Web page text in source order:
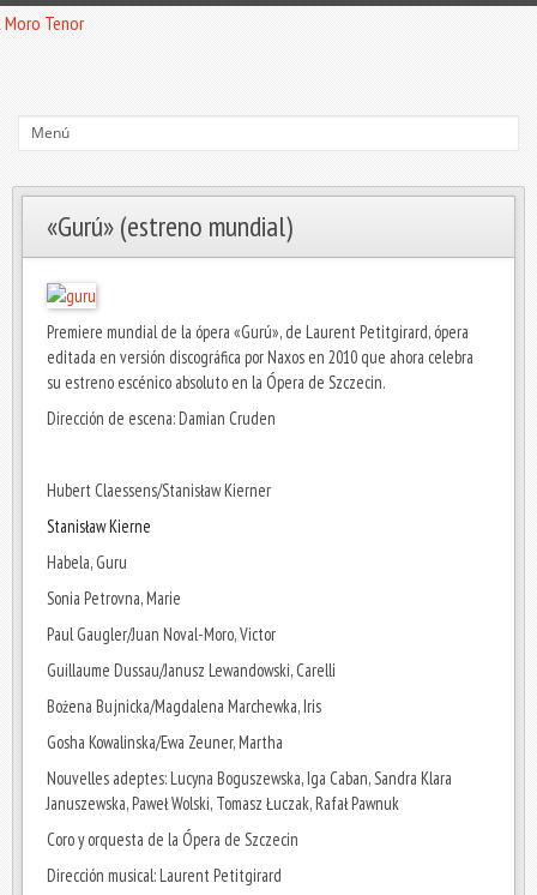
«Gurú» (estreno mundial)
Premiere mundial de la ópera «Gurú», de Laurent Petitgirard, ópera
editada en versión discográfica por Naxos en 2010 que ahora celebra
su estreno escénico absoluto en la Ópera de Szczecin.
Dirección de escena: Damian Cruden
Hubert Claessens/Stanisław Kierner
Stanisław Kierne
Habela, Guru
Sonia Petrovna, Marie
Paul Gaugler/Juan Noval-Moro, Victor
Guillaume Dussau/Janusz Lewandowski, Carelli
Bożena Bujnicka/Magdalena Marchewka, Iris
Gosha Kowalinska/Ewa Zeuner, Martha
Nouvelles adeptes: Lucyna Boguszewska, Iga Caban, Sandra Klara
Januszewska, Paweł Wolski, Tomasz Łuczak, Rafał Pawnuk
Coro y orquesta de la Ópera de Szczecin
Dirección musical: Laurent Petitgirard